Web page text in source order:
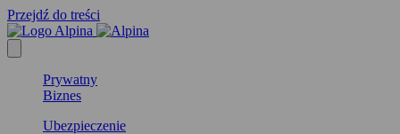
Przejdź do treści
Prywatny
Biznes
Ubezpieczenie